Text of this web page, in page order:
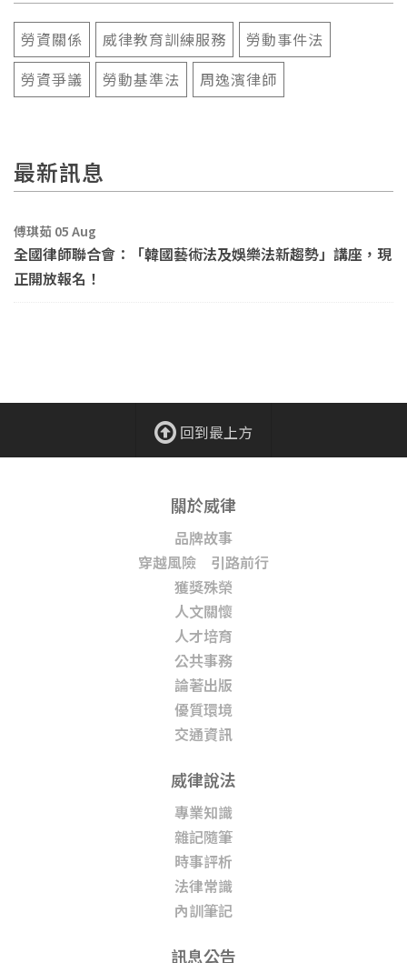
勞資關係 威律教育訓練服務
勞動事件法
勞資爭議
勞動基準法 周逸濱律師
最新訊息
傅琪茹 05 Aug
全國律師聯合會：「韓國藝術法及娛樂法新趨勢」講座，現
正開放報名！
回到最上方
關於威律
品牌故事
穿越風險 引路前行
獲獎殊榮
人文關懷
人才培育
公共事務
論著出版
優質環境
交通資訊
威律說法
專業知識
雜記隨筆
時事評析
法律常識
內訓筆記
訊息公告